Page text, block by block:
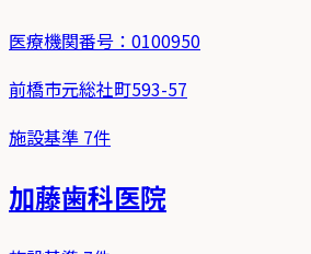
医療機関番号： 0100950
前橋市元総社町593-57
施設基準 7件
加藤歯科医院